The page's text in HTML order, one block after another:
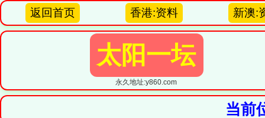
返回首页 香港:资料 新澳:
太阳一坛
永久地址:y860.com
当前